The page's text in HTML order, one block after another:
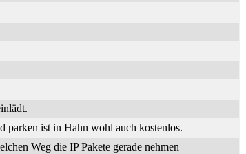
ist in Hahn wohl auch kostenlos.
Weg die IP Pakete gerade nehmen